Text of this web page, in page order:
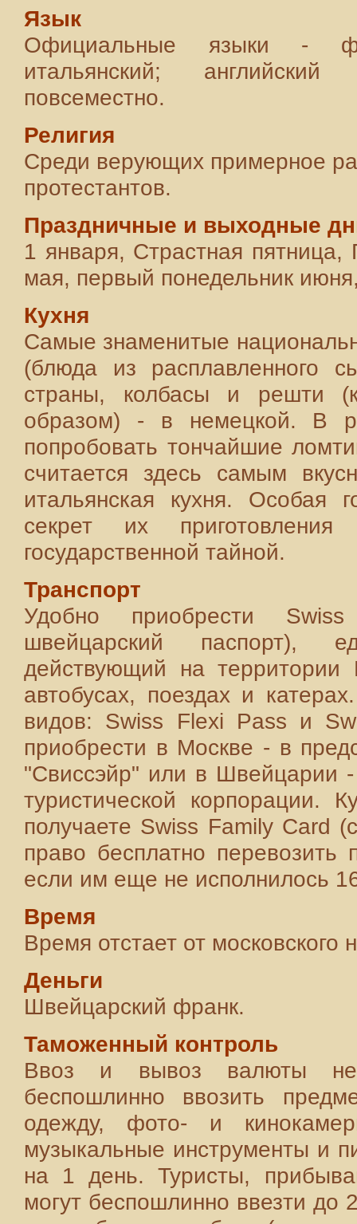
Язык
Официальные языки -
итальянский;
повсеместно.
Религия
Среди верующих примерное
протестантов.
Праздничные и выходные
1 января, Страстная
мая, первый понедельник
Кухня
Самые знаменитые
(блюда из расплавленного
страны, колбасы и решти
образом) - в немецкой. В
попробовать тончайшие
считается здесь самым
итальянская кухня. Особая
секрет их
государственной тайной.
Транспорт
Удобно приобрести
швейцарский паспорт),
действующий на
автобусах, поездах и
видов: Swiss Flexi Pass и
приобрести в Москве - в
"Свиссэйр" или в Швейцарии
туристической корпорации.
получаете Swiss Family Card
право бесплатно
если им еще не исполнилось
Время
Время отстает от московского
Деньги
Швейцарский франк.
Таможенный контроль
Ввоз и вывоз валюты не
беспошлинно ввозить
одежду, фото- и
музыкальные инструменты и
на 1 день. Туристы,
могут беспошлинно ввезти до